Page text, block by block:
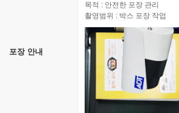
포장 안내
목적 : 안전한 포장 관리
촬영범위 : 박스 포장 작업